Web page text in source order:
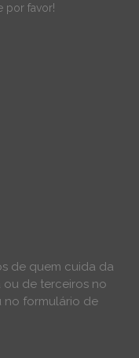
por favor!
de quem cuida da
ou de terceiros no
no formulário de